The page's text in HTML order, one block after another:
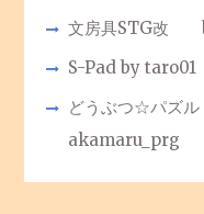
文房具STG改
S-Pad by taro01
どうぶつ☆パズ
akamaru_prg